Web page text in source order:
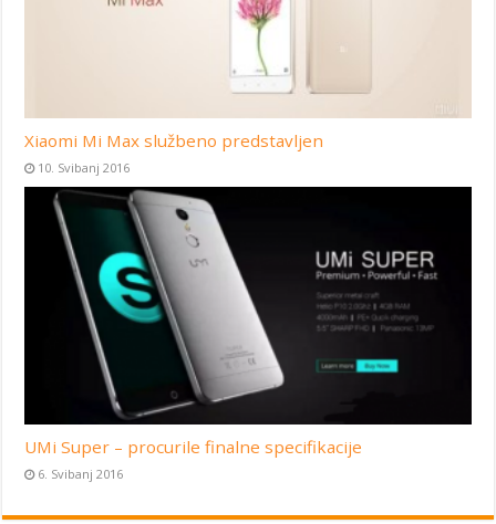
Xiaomi Mi Max službeno predstavljen
10. Svibanj 2016
UMi Super – procurile finalne specifikacije
6. Svibanj 2016